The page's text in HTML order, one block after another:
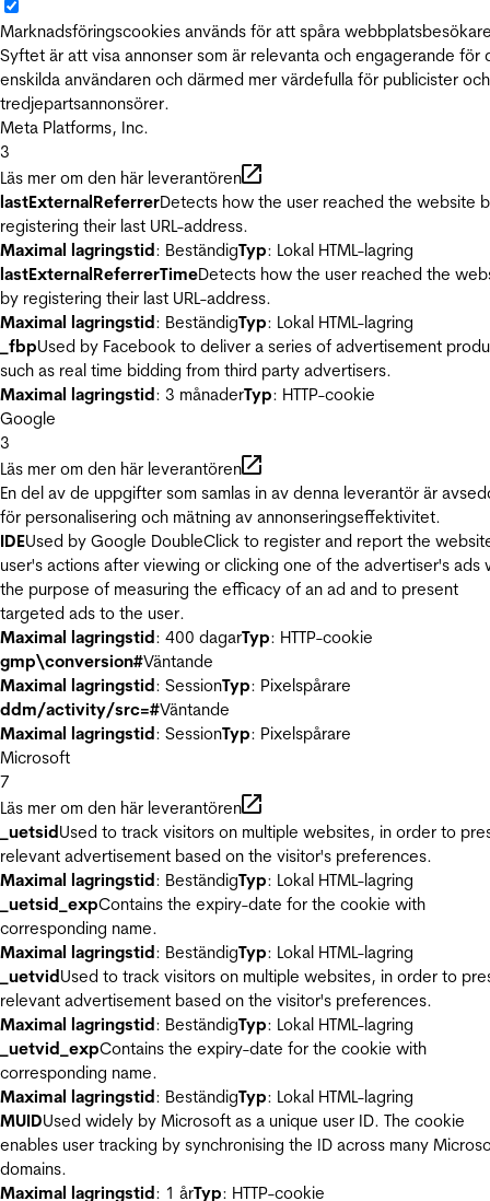
Marknadsföringscookies används för att spåra
Syftet är att visa annonser som är relevanta och engagerande för
enskilda användaren och därmed mer värdefulla för publicister och
tredjepartsannonsörer.
Meta Platforms, Inc.
3
Läs mer om den här leverantören
lastExternalReferrerDetects how the user reached the website
registering their last URL-address.
Maximal lagringstid: BeständigTyp: Lokal HTML-lagring
lastExternalReferrerTimeDetects how the user reached the
by registering their last URL-address.
Maximal lagringstid: BeständigTyp: Lokal HTML-lagring
_fbpUsed by Facebook to deliver a series of advertisement
such as real time bidding from third party advertisers.
Maximal lagringstid: 3 månaderTyp: HTTP-cookie
Google
3
Läs mer om den här leverantören
En del av de uppgifter som samlas in av denna leverantör är
för personalisering och mätning av annonseringseffektivitet.
IDEUsed by Google DoubleClick to register and report the
user's actions after viewing or clicking one of the advertiser's ads
the purpose of measuring the efficacy of an ad and to present
targeted ads to the user.
Maximal lagringstid: 400 dagarTyp: HTTP-cookie
gmp\conversion#Väntande
Maximal lagringstid: SessionTyp: Pixelspårare
ddm/activity/src=#Väntande
Maximal lagringstid: SessionTyp: Pixelspårare
Microsoft
7
Läs mer om den här leverantören
_uetsidUsed to track visitors on multiple websites, in order to
relevant advertisement based on the visitor's preferences.
Maximal lagringstid: BeständigTyp: Lokal HTML-lagring
_uetsid_expContains the expiry-date for the cookie with
corresponding name.
Maximal lagringstid: BeständigTyp: Lokal HTML-lagring
_uetvidUsed to track visitors on multiple websites, in order to
relevant advertisement based on the visitor's preferences.
Maximal lagringstid: BeständigTyp: Lokal HTML-lagring
_uetvid_expContains the expiry-date for the cookie with
corresponding name.
Maximal lagringstid: BeständigTyp: Lokal HTML-lagring
MUIDUsed widely by Microsoft as a unique user ID. The cookie
enables user tracking by synchronising the ID across many
domains.
Maximal lagringstid: 1 årTyp: HTTP-cookie